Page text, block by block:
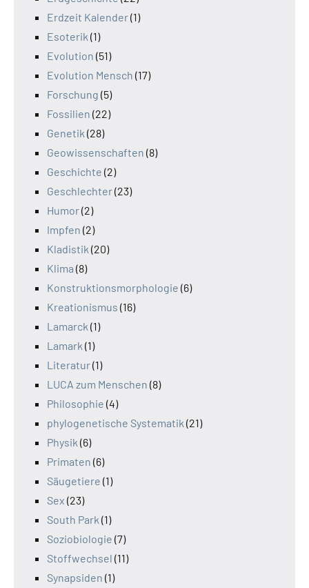
Erdzeit Kalender(1)
Esoterik (1)
Evolution (51)
Evolution Mensch (17)
Forschung (5)
Fossilien (22)
Genetik (28)
Geowissenschaften (8)
Geschichte (2)
Geschlechter(23)
Humor(2)
Impfen (2)
Kladistik (20)
Klima (8)
Konstruktionsmorphologie (6)
Kreationismus (16)
Lamarck (1)
Lamark (1)
Literatur(1)
LUCA zum Menschen (8)
Philosophie (4)
phylogenetische Systematik (21)
Physik (6)
Primaten (6)
Säugetiere (1)
Sex (23)
South Park (1)
Soziobiologie (7)
Stoffwechsel (11)
Synapsiden (1)